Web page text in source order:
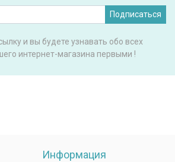
Подписаться
и вы будете узнавать обо всех
интернет-магазина первыми !
Информация